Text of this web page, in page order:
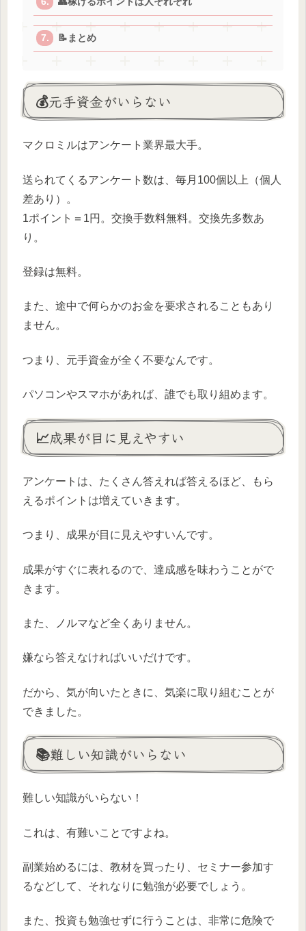
📝まとめ
💰元手資金がいらない
マクロミルはアンケート業界最大手。
送られてくるアンケート数は、毎月100個以上（個人
差あり）。
1ポイント＝1円。交換手数料無料。交換先多数あ
り。
登録は無料。
また、途中で何らかのお金を要求されることもあり
ません。
つまり、元手資金が全く不要なんです。
パソコンやスマホがあれば、誰でも取り組めます。
📈成果が目に見えやすい
アンケートは、たくさん答えれば答えるほど、もら
えるポイントは増えていきます。
つまり、成果が目に見えやすいんです。
成果がすぐに表れるので、達成感を味わうことがで
きます。
また、ノルマなど全くありません。
嫌なら答えなければいいだけです。
だから、気が向いたときに、気楽に取り組むことが
できました。
📚難しい知識がいらない
難しい知識がいらない！
これは、有難いことですよね。
副業始めるには、教材を買ったり、セミナー参加す
るなどして、それなりに勉強が必要でしょう。
また、投資も勉強せずに行うことは、非常に危険で